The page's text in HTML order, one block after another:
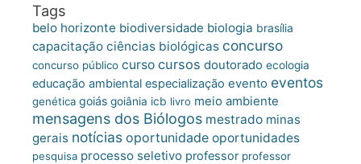
Tags
belo horizonte biodiversidade biologia brasília
capacitação ciências biológicas concurso
concurso público curso cursos doutorado ecologia
educação ambiental especialização evento eventos
genética goiás goiânia icb livro meio ambiente
mensagens dos Biólogos mestrado minas
gerais notícias oportunidade oportunidades
pesquisa processo seletivo professor professor